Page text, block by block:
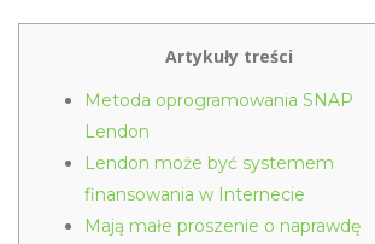
Artykuły treści
Metoda oprogramowania SNAP
Lendon
Lendon może być systemem
finansowania w Internecie
Mają małe proszenie o naprawdę